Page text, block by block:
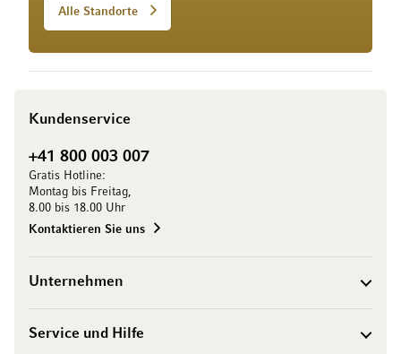
Alle Standorte
Kundenservice
+41 800 003 007
Gratis Hotline:
Montag bis Freitag,
8.00 bis 18.00 Uhr
Kontaktieren Sie uns
Unternehmen
Service und Hilfe